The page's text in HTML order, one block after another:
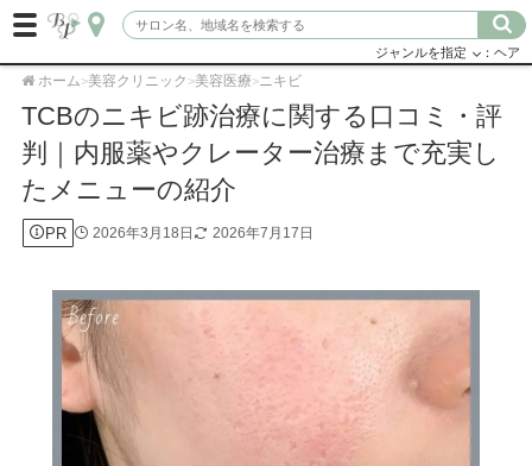
ジャンルを指定 ：ヘア
ホーム>美容クリニック >美容医療>ニキビ
TCBのニキビ跡治療に関する口コミ・評
判｜内服薬やクレーター治療まで充実し
たメニューの紹介
PR 2026年3月18日 2026年7月17日